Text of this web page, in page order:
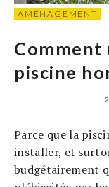
AMÉNAGEMENT
Comment
piscine
Parce que la
installer, et
budgétairement